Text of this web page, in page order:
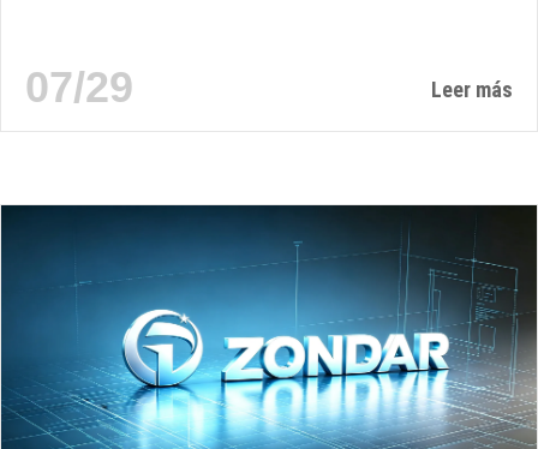
de lluvias extremas que pueden saturar las redes de drenaje
superficial en cuestión de minutos. A diferencia de las zonas
abiertas donde el agua de inundación puede dispersarse de
07/29 Leer más